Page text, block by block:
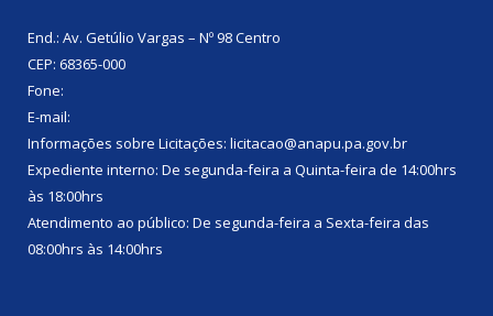
End.: Av. Getúlio Vargas – Nº 98 Centro
CEP: 68365-000
Fone:
E-mail:
Informações sobre Licitações: licitacao@anapu.pa.gov.br
Expediente interno: De segunda-feira a Quinta-feira de 14:00hrs
às 18:00hrs
Atendimento ao público: De segunda-feira a Sexta-feira das
08:00hrs às 14:00hrs